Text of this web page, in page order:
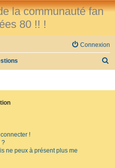
la communauté fan
80 !! !
Connexion
!
?
ne peux à présent plus me